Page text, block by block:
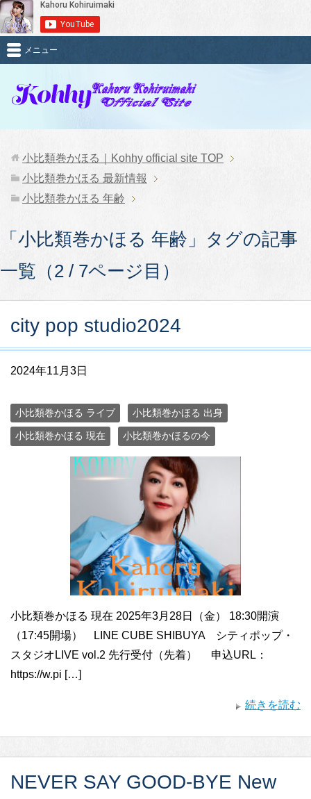
メニュー
小比類巻かほる｜Kohhy official site TOP
小比類巻かほる 最新情報
小比類巻かほる 年齢
「小比類巻かほる 年齢」タグの記事
一覧（2 / 7ページ目）
city ​​pop studio2024
2024年11月3日
小比類巻かほる ライブ 小比類巻かほる 出身
小比類巻かほる 現在 小比類巻かほるの今
小比類巻かほる 現在 2025年3月28日（金） 18:30開演
（17:45開場） LINE CUBE SHIBUYA シティポップ・
スタジオLIVE vol.2 先行受付（先着） 申込URL：
https://w.pi […]
続きを読む
NEVER SAY GOOD-BYE New